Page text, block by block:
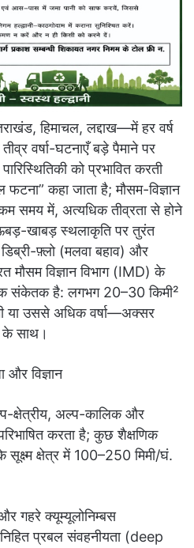
हिमाचल, लद्दाख—में हर वर्ष
वर्षा-घटनाएँ बड़े पैमाने पर
को प्रभावित करती
कहा जाता है; मौसम-विज्ञान
समय में, अत्यधिक तीव्रता से होने
खाबड़ स्थलाकृति पर तुरंत
फ़्लो (मलवा बहाव) और
मौसम विज्ञान विभाग (IMD) के
संकेतक है: लगभग 20–30 किमी²
या उससे अधिक वर्षा—अक्सर
साथ।
और विज्ञान
क्षेत्रीय, अल्प-कालिक और
करता है; कुछ शैक्षणिक
सूक्ष्म क्षेत्र में 100–250 मिमी/घं.
गहरे क्यूम्यूलोनिम्बस
प्रबल संवहनीयता (deep